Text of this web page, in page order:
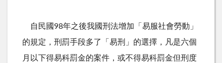
自民國98年之後我國刑法增加「易服社會勞動」
的規定，刑罰手段多了「易刑」的選擇，凡是六個
月以下得易科罰金的案件，或不得易科罰金但刑度